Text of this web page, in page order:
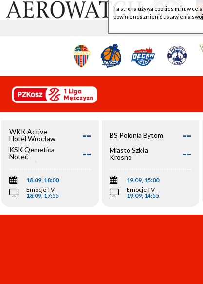
WKK Active
Hotel Wrocław
--
KSK Qemetica
Noteć
Inowrocław
--
18.09, 18:00
Emocje TV
18.09, 17:55
BS Polonia Bytom --
Miasto Szkła
Krosno
--
19.09, 15:00
Emocje TV
19.09, 14:55
Ta strona używa cookies m.in. w
powinieneś zmienić ustawienia